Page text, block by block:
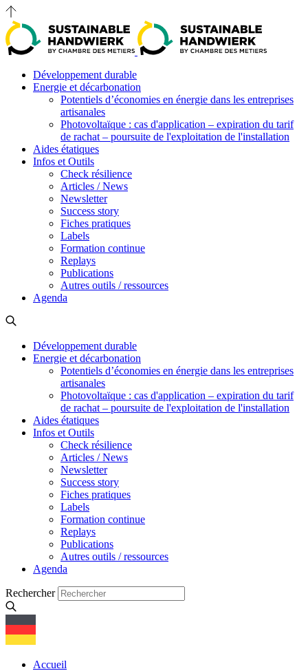
Développement durable
Energie et décarbonation
Potentiels d’économies en énergie dans les entreprises
artisanales
Photovoltaïque : cas d'application – expiration du tarif
de rachat – poursuite de l'exploitation de l'installation
Aides étatiques
Infos et Outils
Check résilience
Articles / News
Newsletter
Success story
Fiches pratiques
Labels
Formation continue
Replays
Publications
Autres outils / ressources
Agenda
Développement durable
Energie et décarbonation
Potentiels d’économies en énergie dans les entreprises
artisanales
Photovoltaïque : cas d'application – expiration du tarif
de rachat – poursuite de l'exploitation de l'installation
Aides étatiques
Infos et Outils
Check résilience
Articles / News
Newsletter
Success story
Fiches pratiques
Labels
Formation continue
Replays
Publications
Autres outils / ressources
Agenda
Rechercher
Accueil